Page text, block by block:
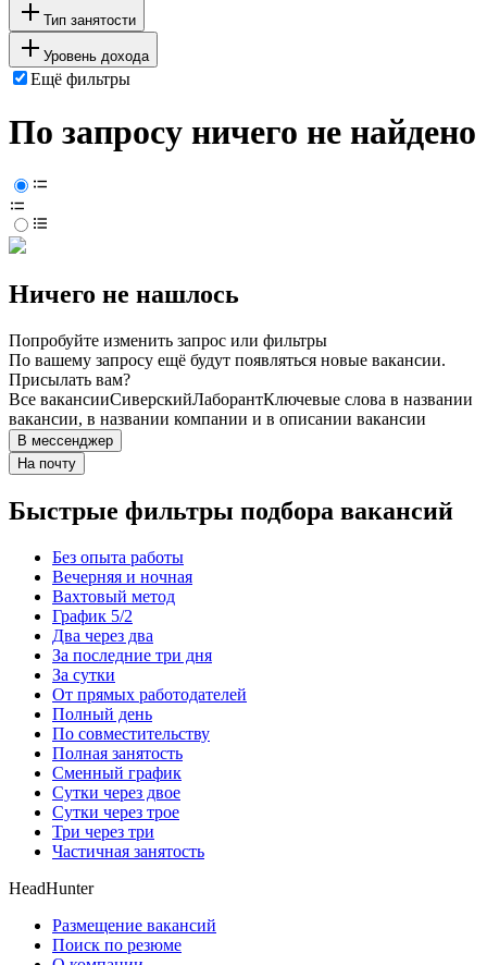
Тип занятости
Уровень дохода
Ещё фильтры
По запросу ничего не найдено
Ничего не нашлось
Попробуйте изменить запрос или фильтры
По вашему запросу ещё будут появляться новые вакансии.
Присылать вам?
Все вакансииСиверскийЛаборантКлючевые слова в названии
вакансии, в названии компании и в описании вакансии
В мессенджер
На почту
Быстрые фильтры подбора вакансий
Без опыта работы
Вечерняя и ночная
Вахтовый метод
График 5/2
Два через два
За последние три дня
За сутки
От прямых работодателей
Полный день
По совместительству
Полная занятость
Сменный график
Сутки через двое
Сутки через трое
Три через три
Частичная занятость
HeadHunter
Размещение вакансий
Поиск по резюме